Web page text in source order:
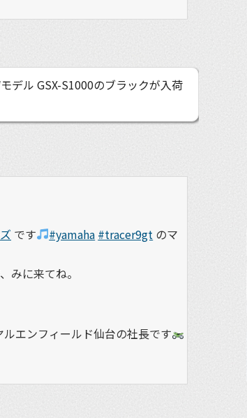
デル GSX-S1000のブラックが入荷
です #yamaha #tracer9gt のマ
みに来てね。
エンフィールド仙台の社長です